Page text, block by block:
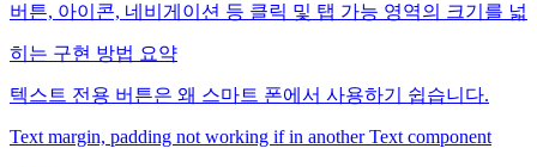
버튼, 아이콘, 네비게이션 등 클릭 및 탭 가능 영역의 크기를 넓
히는 구현 방법 요약
텍스트 전용 버튼은 왜 스마트 폰에서 사용하기 쉽습니다.
Text margin, padding not working if in another Text component